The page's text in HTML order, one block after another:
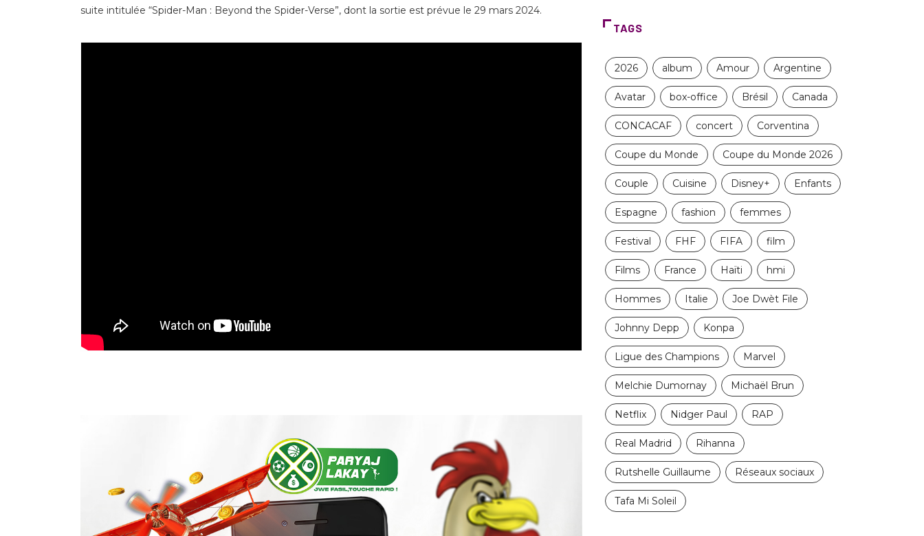
suite intitulée “Spider-Man : Beyond the Spider-Verse”, dont la sortie est prévue le 29 mars 2024.
TAGS
2026 album Amour Argentine
Avatar box-office Brésil Canada
CONCACAF concert Corventina
Coupe du Monde Coupe du Monde 2026
Couple Cuisine Disney+ Enfants
Espagne fashion femmes
Festival FHF FIFA film
Films France Haïti hmi
Hommes Italie Joe Dwèt File
Johnny Depp Konpa
Ligue des Champions Marvel
Melchie Dumornay Michaël Brun
Netflix Nidger Paul RAP
Real Madrid Rihanna
Rutshelle Guillaume Réseaux sociaux
Tafa Mi Soleil